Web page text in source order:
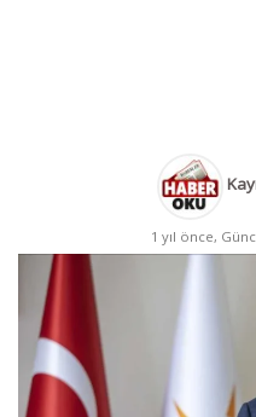
1 yıl önce,